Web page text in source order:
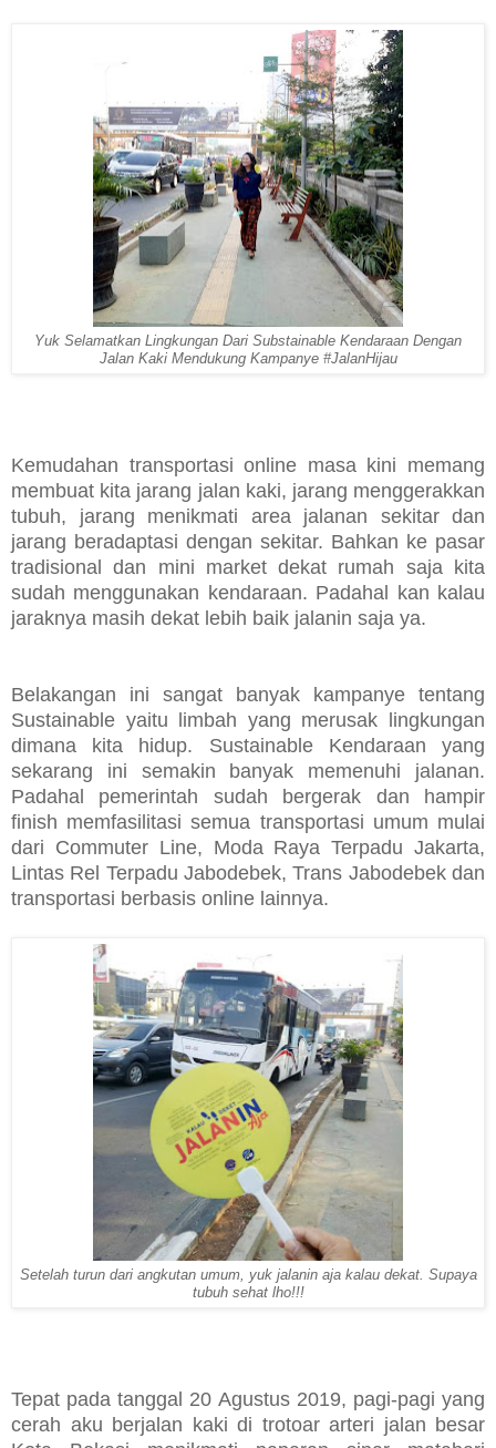
Yuk Selamatkan Lingkungan Dari Substainable Kendaraan Dengan
Jalan Kaki Mendukung Kampanye #JalanHijau
Kemudahan transportasi online masa kini memang
membuat kita jarang jalan kaki, jarang menggerakkan
tubuh, jarang menikmati area jalanan sekitar dan
jarang beradaptasi dengan sekitar. Bahkan ke pasar
tradisional dan mini market dekat rumah saja kita
sudah menggunakan kendaraan. Padahal kan kalau
jaraknya masih dekat lebih baik jalanin saja ya.
Belakangan ini sangat banyak kampanye tentang
Sustainable yaitu limbah yang merusak lingkungan
dimana kita hidup. Sustainable Kendaraan yang
sekarang ini semakin banyak memenuhi jalanan.
Padahal pemerintah sudah bergerak dan hampir
finish memfasilitasi semua transportasi umum mulai
dari Commuter Line, Moda Raya Terpadu Jakarta,
Lintas Rel Terpadu Jabodebek, Trans Jabodebek dan
transportasi berbasis online lainnya.
Setelah turun dari angkutan umum, yuk jalanin aja kalau dekat. Supaya
tubuh sehat lho!!!
Tepat pada tanggal 20 Agustus 2019, pagi-pagi yang
cerah aku berjalan kaki di trotoar arteri jalan besar